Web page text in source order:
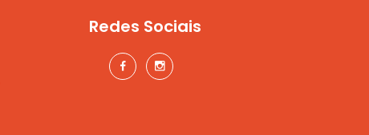
Redes Sociais